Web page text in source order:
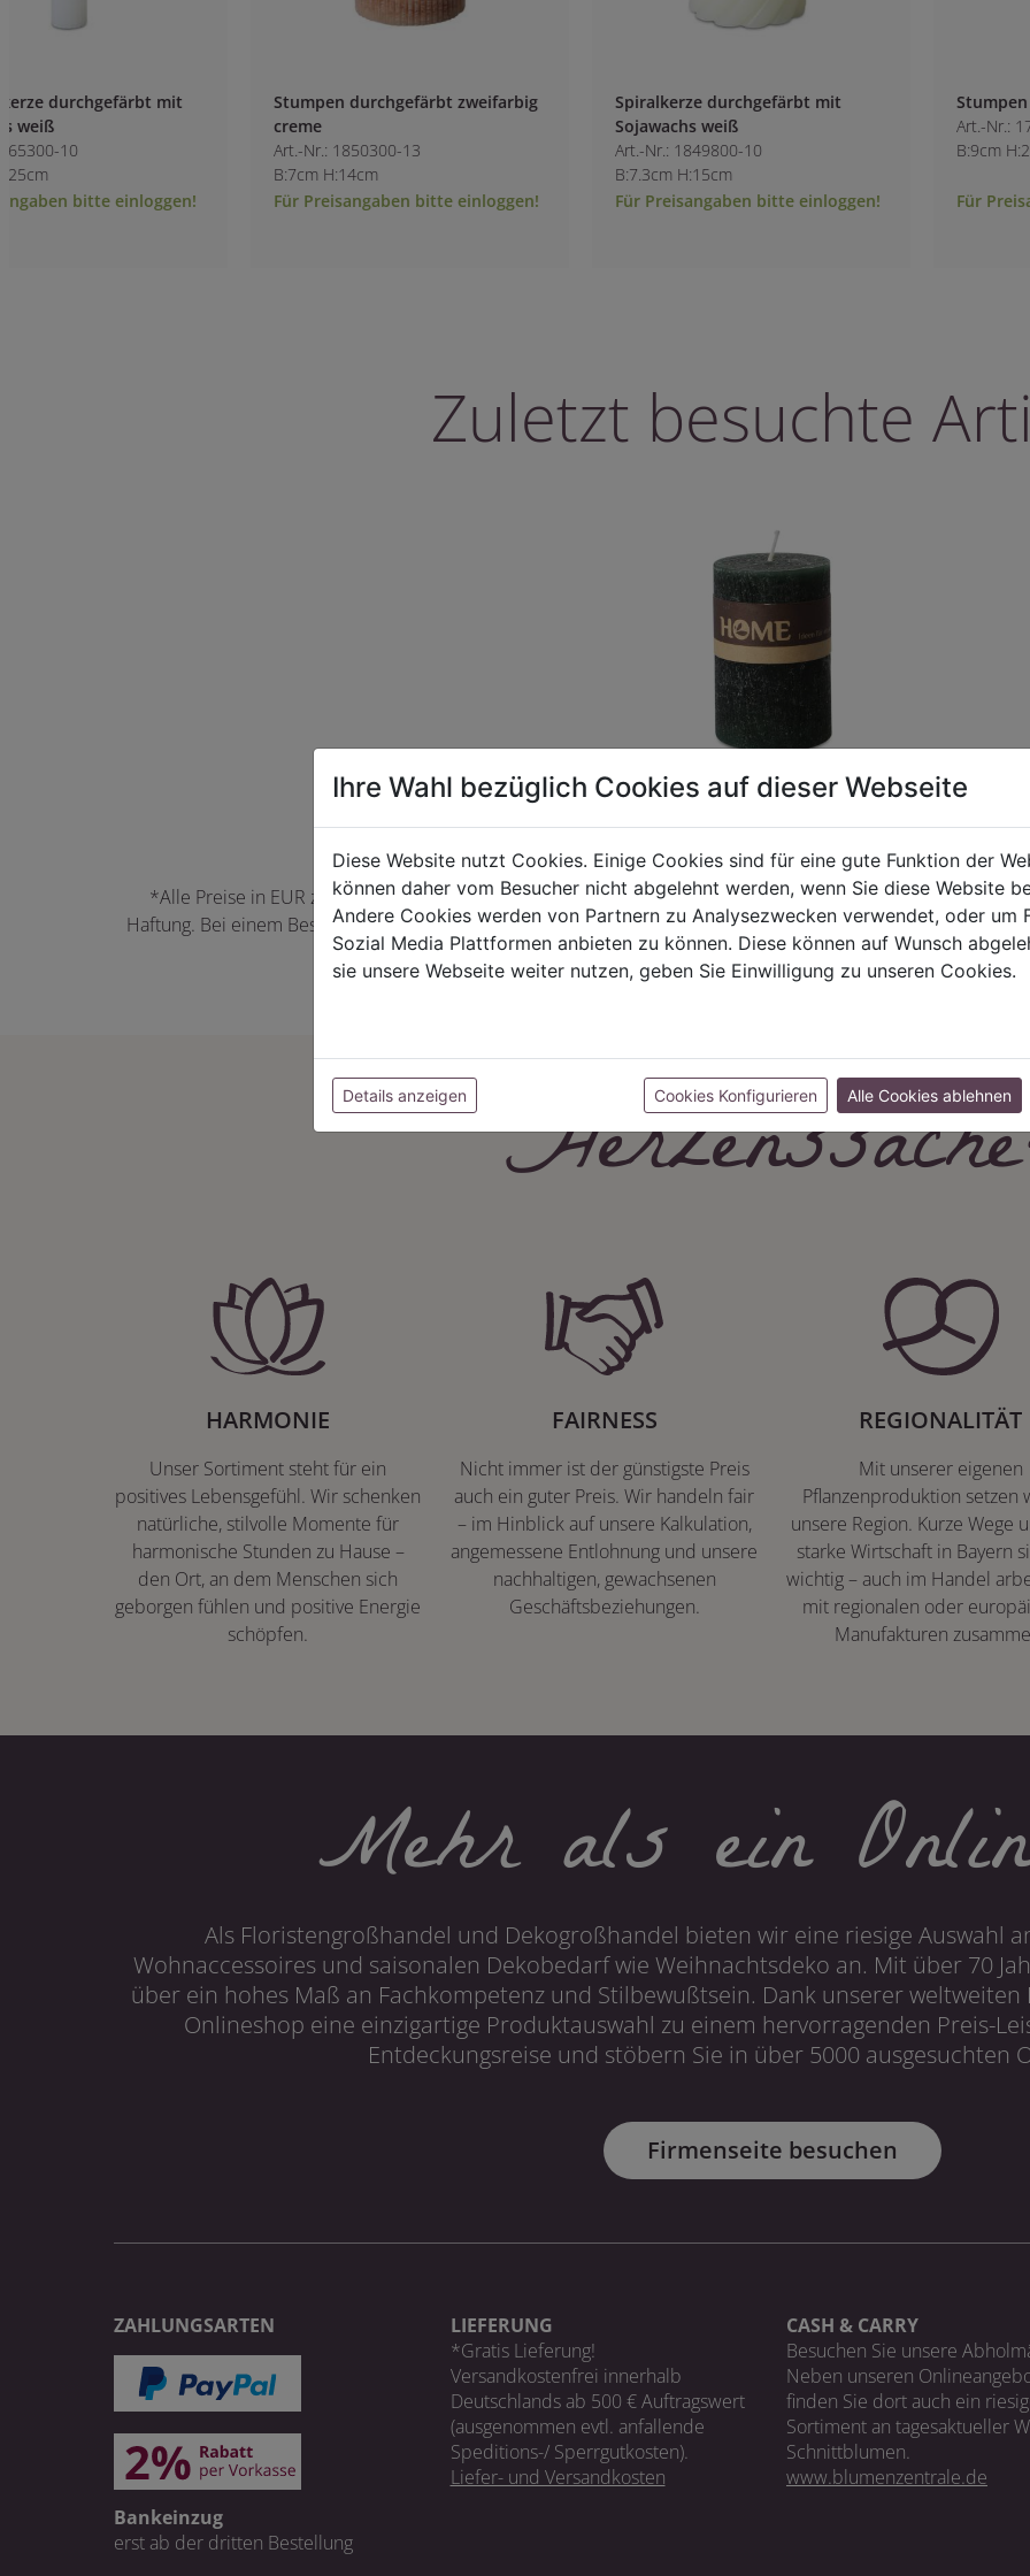
Stumpen durchgefärbt zweifarbig
creme
Art.-Nr.: 1850300-13
B:7cm H:14cm
Für Preisangaben bitte einloggen!
Spiralkerze durchgefärbt mit
Art.-Nr.: 1849800-10
B:7.3cm H:15cm
Für Preisangaben bitte einloggen!
Stumpen durchgefärbt weiß
Art.-Nr.: 1730600-10
B:9cm H:25cm
Für Preisangaben bitte einloggen!
Zuletzt besuchte
*Alle Preise in EUR zzgl. der jeweils gültigen Mehrwertsteuer und Versandkosten. Für Irrtümer und
Haftung. Bei einem Bestellwert unter 50,00 EUR behalten wir uns die Berechnung eines
können Farbabweichungen zwischen der Bildschirmdarstellung und dem
HARMONIE
Unser Sortiment steht für ein
positives Lebensgefühl. Wir schenken
natürliche, stilvolle Momente für
harmonische Stunden zu Hause –
den Ort, an dem Menschen sich
geborgen fühlen und positive Energie
schöpfen.
FAIRNESS
Nicht immer ist der günstigste Preis
auch ein guter Preis. Wir handeln fair
– im Hinblick auf unsere Kalkulation,
angemessene Entlohnung und unsere
nachhaltigen, gewachsenen
Geschäftsbeziehungen.
REGIONALITÄT
Mit unserer eigenen
Pflanzenproduktion setzen
unsere Region. Kurze Wege
starke Wirtschaft in Bayern
wichtig – auch im Handel
mit regionalen oder
Manufakturen
Mehr als ein
Als Floristengroßhandel und Dekogroßhandel bieten wir eine riesige Auswahl
Wohnaccessoires und saisonalen Dekobedarf wie Weihnachtsdeko an. Mit über 70
über ein hohes Maß an Fachkompetenz und Stilbewußtsein. Dank unserer
Onlineshop eine einzigartige Produktauswahl zu einem hervorragenden Preis-
Entdeckungsreise und stöbern Sie in über 5000 ausgesuchten
Firmenseite besuchen
ZAHLUNGSARTEN
Bankeinzug
erst ab der dritten Bestellung
LIEFERUNG
*Gratis Lieferung!
Versandkostenfrei innerhalb
Deutschlands ab 500 € Auftragswert
(ausgenommen evtl. anfallende
Speditions-/ Sperrgutkosten).
Liefer- und Versandkosten
CASH & CARRY
Besuchen Sie unsere
Neben unseren
finden Sie dort auch ein
Sortiment an tagesaktueller
Schnittblumen.
www.blumenzentrale.de
Ihre Wahl bezüglich Cookies auf dieser Webseite
Diese Website nutzt Cookies. Einige Cookies sind für eine gute Funktion der
können daher vom Besucher nicht abgelehnt werden, wenn Sie diese Website
Andere Cookies werden von Partnern zu Analysezwecken verwendet, oder um
Sozial Media Plattformen anbieten zu können. Diese können auf Wunsch
sie unsere Webseite weiter nutzen, geben Sie Einwilligung zu unseren Cookies.
Details anzeigen Cookies Konfigurieren Alle Cookies ablehnen